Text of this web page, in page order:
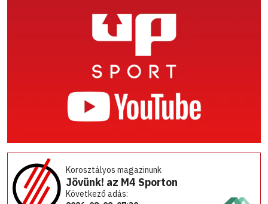
Korosztályos magazinunk
Jövünk! az M4 Sporton
Következő adás: